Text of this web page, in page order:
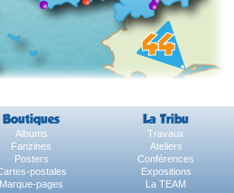
Boutiques La Tribu
Albums
Travaux
Fanzines
Ateliers
Posters
Conférences
postales
Expositions
Marque-pages La TEAM